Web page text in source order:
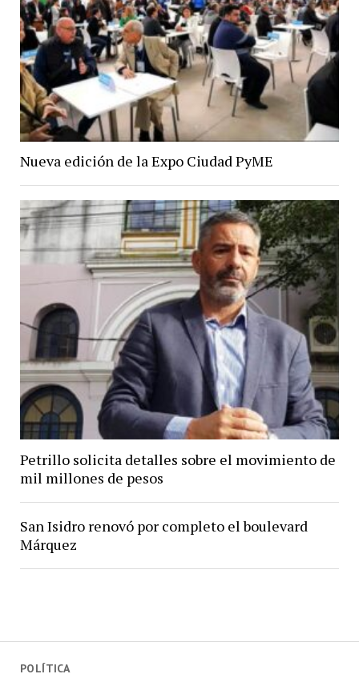
POLÍTICA
Nueva edición de la Expo Ciudad PyME
Petrillo solicita detalles sobre el movimiento de
mil millones de pesos
San Isidro renovó por completo el boulevard
Márquez